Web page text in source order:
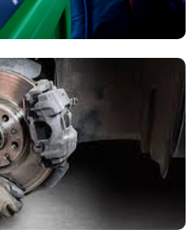
Wij vullen het koelmiddel
een fris klimaat in uw auto.